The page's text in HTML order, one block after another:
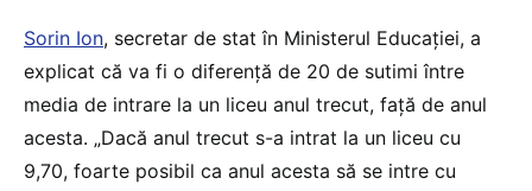
Sorin Ion, secretar de stat în Ministerul Educației, a
explicat că va fi o diferență de 20 de sutimi între
media de intrare la un liceu anul trecut, față de anul
acesta. „Dacă anul trecut s-a intrat la un liceu cu
9,70, foarte posibil ca anul acesta să se intre cu